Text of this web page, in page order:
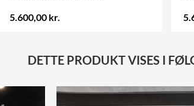
5.600,00 kr.
DETTE PRODUKT VISES I